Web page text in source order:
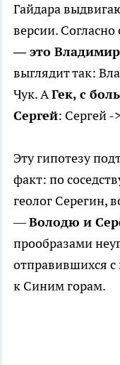
Гайдара
версии.
— это Владимир
выглядит так:
Чук. АГек, с
Сергей: Сергей -
Эту гипотезу
факт: по
геолог Серегин,
—Володю и
прообразами
отправившихся
к Синим горам.